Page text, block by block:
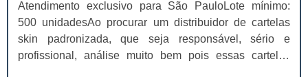
Atendimento exclusivo para São PauloLote mínimo:
500 unidadesAo procurar um distribuidor de cartelas
skin padronizada, que seja responsável, sério e
profissional, análise muito bem pois essas cartelas